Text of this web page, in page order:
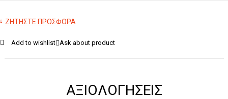
ΖΗΤΗΣΤΕ ΠΡΟΣΦΟΡΑ
Add to wishlist Ask about product
ΑΞΙΟΛΟΓΉΣΕΙΣ